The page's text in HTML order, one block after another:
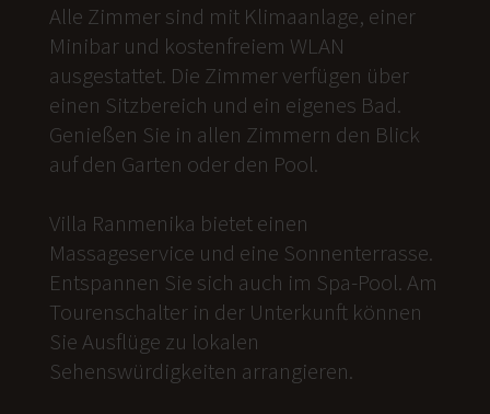
Alle Zimmer sind mit Klimaanlage, einer
Minibar und kostenfreiem WLAN
ausgestattet. Die Zimmer verfügen über
einen Sitzbereich und ein eigenes Bad.
Genießen Sie in allen Zimmern den Blick
auf den Garten oder den Pool.
Villa Ranmenika bietet einen
Massageservice und eine Sonnenterrasse.
Entspannen Sie sich auch im Spa-Pool. Am
Tourenschalter in der Unterkunft können
Sie Ausflüge zu lokalen
Sehenswürdigkeiten arrangieren.